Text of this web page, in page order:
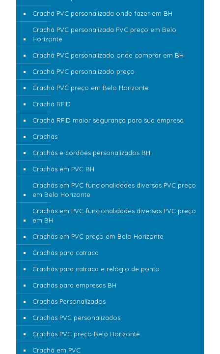
Crachá PVC personalizada onde fazer em BH
Crachá PVC personalizada PVC preço em Belo
Horizonte
Crachá PVC personalizado onde comprar em BH
Crachá PVC personalizado preço
Crachá PVC preço em Belo Horizonte
Crachá RFID
Crachá RFID maior segurança para sua empresa
Crachás
Crachás e cordões personalizados BH
Crachás em PVC BH
Crachás em PVC funcionalidades diversas PVC preço
em Belo Horizonte
Crachás em PVC funcionalidades diversas PVC preço
em BH
Crachás em PVC preço em Belo Horizonte
Crachás para catraca
Crachás para catraca e relógio de ponto
Crachás para empresas BH
Crachás Personalizados
Crachás PVC personalizados
Crachás PVC preço Belo Horizonte
Crachá em PVC